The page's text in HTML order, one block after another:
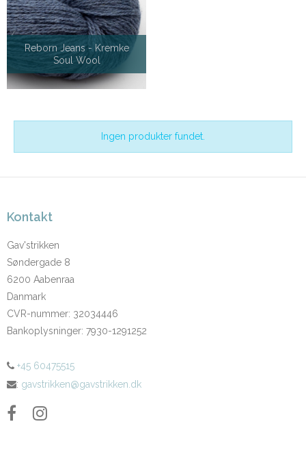
Reborn Jeans - Kremke
Soul Wool
Ingen produkter fundet.
Kontakt
Gav'strikken
Søndergade 8
6200 Aabenraa
Danmark
CVR-nummer: 32034446
Bankoplysninger: 7930-1291252
+45 60475515
: gavstrikken@gavstrikken.dk